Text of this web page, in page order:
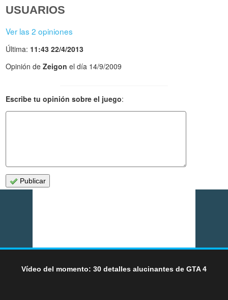
USUARIOS
Ver las 2 opiniones
Última: 11:43 22/4/2013
Opinión deZeigon el día 14/9/2009
Escribe tu opinión sobre el juego:
Publicar
Vídeo del momento: 30 detalles alucinantes de GTA 4